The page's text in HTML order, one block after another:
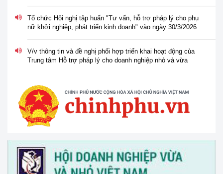
nữ khởi nghiệp, phát triển kinh doanh" vào ngày 30/3/2026
Trung tâm Hỗ trợ pháp lý cho doanh nghiệp nhỏ và vừa